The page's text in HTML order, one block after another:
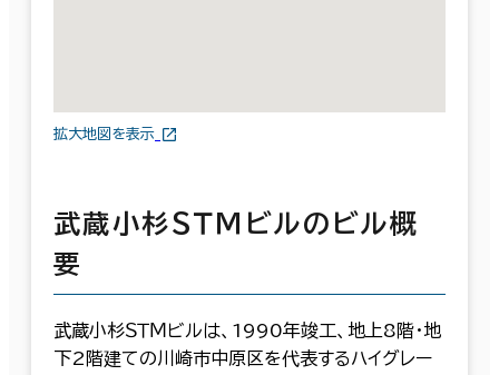
拡大地図を表示
武蔵小杉ＳＴＭビルのビル概
要
武蔵小杉ＳＴＭビルは、1990年竣工、地上8階・地
下2階建ての川崎市中原区を代表するハイグレー